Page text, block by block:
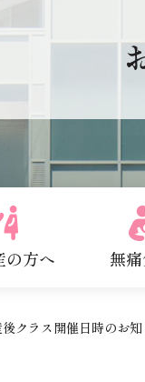
の方へ 無
クラス開催日時のお知